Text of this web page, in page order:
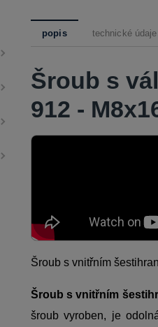
popis technické údaje
Šroub s
912 -
Šroub s vnitřním
Šroub s vnitřním
šroub vyroben, je